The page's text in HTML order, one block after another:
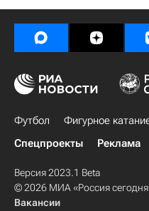
Футбол Фигурное
Спецпроекты
Реклама
Версия 2023.1 Beta
© 2026 МИА «Россия
Вакансии